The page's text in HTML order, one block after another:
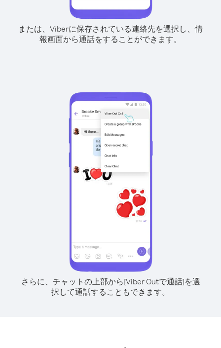
または、Viberに保存されている連絡先を選択し、情
報画面から通話をすることができます。
さらに、チャットの上部から[Viber Outで通話]を選
択して通話することもできます。